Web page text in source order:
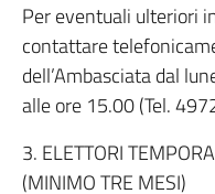
Per eventuali ulteriori
contattare
dell’Ambasciata dal
alle ore 15.00 (Tel.
3. ELETTORI
(MINIMO TRE MESI)